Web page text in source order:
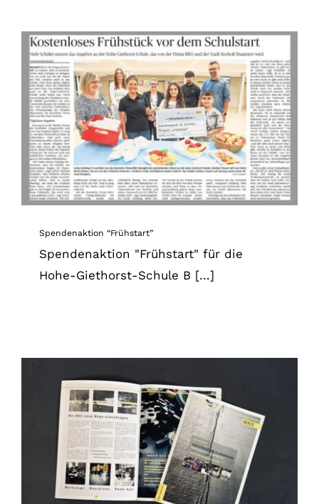
Spendenaktion “Frühstart”
News
Spendenaktion “Frühstart”
Spendenaktion "Frühstart" für die
Hohe-Giethorst-Schule B [...]
DIE NEUE WERKZEUGBROSCHÜRE IST DA!
News